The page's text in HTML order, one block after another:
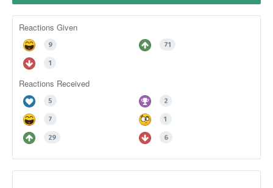
Reactions Given
9 71
1
Reactions Received
5 2
7 1
29 6